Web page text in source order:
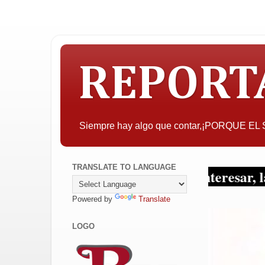
Siempre hay algo que contar,¡PORQUE
A quien pueda interesar, la
TRANSLATE TO LANGUAGE
Powered by Translate
LOGO